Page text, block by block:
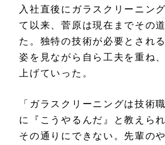
入社直後にガラスクリーニン
て以来、菅原は現在までその
た。独特の技術が必要とされ
姿を見ながら自ら工夫を重ね
上げていった。
「ガラスクリーニングは技術
に『こうやるんだ』と教えら
その通りにできない。先輩の